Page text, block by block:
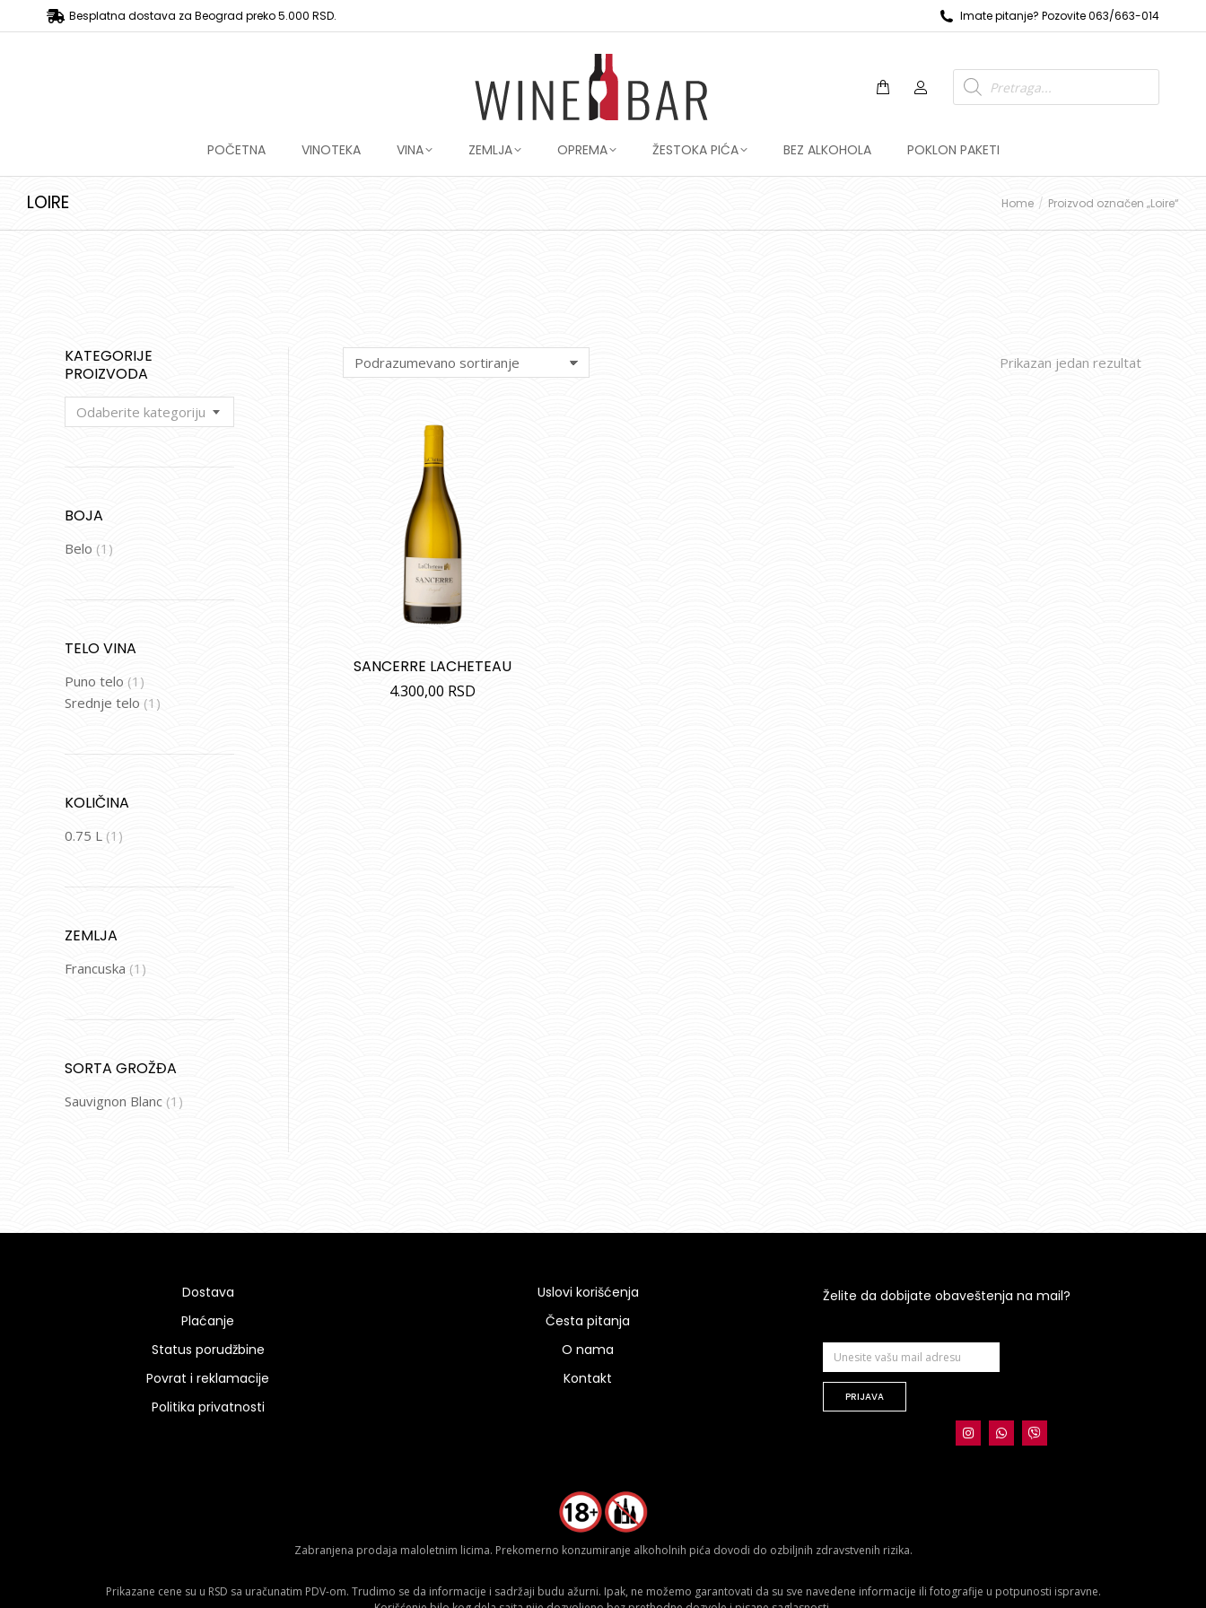
Besplatna dostava za Beograd preko 5.000 RSD. Imate pitanje? Pozovite 063/663-014
POČETNA VINOTEKA VINA ZEMLJA OPREMA ŽESTOKA PIĆA BEZ ALKOHOLA POKLON PAKETI
LOIRE Home Proizvod označen „Loire“
Prikazan jedan rezultat
SANCERRE LACHETEAU
4.300,00 RSD
KATEGORIJE
PROIZVODA
Odaberite kategoriju
BOJA
Belo (1)
TELO VINA
Puno telo (1)
Srednje telo (1)
KOLIČINA
0.75 L (1)
ZEMLJA
Francuska (1)
SORTA GROŽĐA
Sauvignon Blanc (1)
Dostava
Plaćanje
Status porudžbine
Povrat i reklamacije
Politika privatnosti
Uslovi korišćenja
Česta pitanja
O nama
Kontakt
Želite da dobijate obaveštenja na mail?
PRIJAVA
Zabranjena prodaja maloletnim licima. Prekomerno konzumiranje alkoholnih pića dovodi do ozbiljnih zdravstvenih rizika.
Prikazane cene su u RSD sa uračunatim PDV-om. Trudimo se da informacije i sadržaji budu ažurni. Ipak, ne možemo garantovati da su sve navedene informacije ili fotografije u potpunosti ispravne.